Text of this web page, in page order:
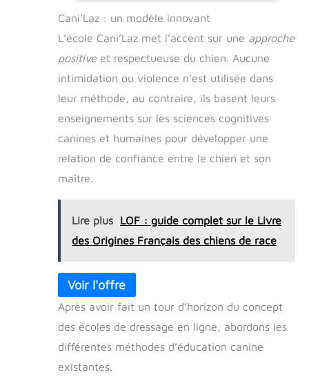
sont résistants à l’abrasion et aux morsures,
dressage olfactif pour chiens : le couvercle
rond et lisse est perforé pour permettre aux
chiens de sentir, contribuant ainsi à
développer leur flair Outil de dressage
supplémentaires pour que votre chien puisse
distinguer celle qui contient l’odeur désirée et
dressage
Cani’Laz : un modèle innovant
L’école Cani’Laz met l’accent sur une approche
positive et respectueuse du chien. Aucune
intimidation ou violence n’est utilisée dans
leur méthode, au contraire, ils basent leurs
enseignements sur les sciences cognitives
canines et humaines pour développer une
relation de confiance entre le chien et son
maître.
Lire plus
LOF : guide complet sur le Livre
des Origines Français des chiens de race
Après avoir fait un tour d’horizon du concept
des écoles de dressage en ligne, abordons les
différentes méthodes d’éducation canine
existantes.